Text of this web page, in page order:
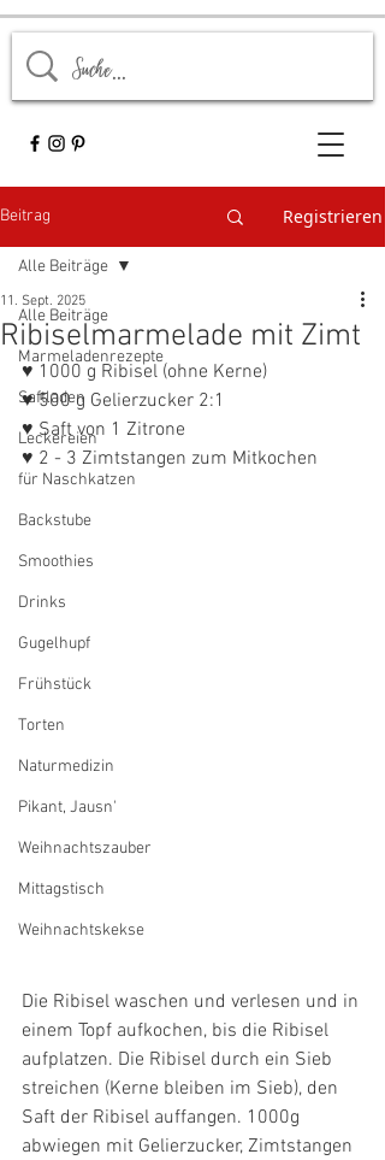
Beitrag Registrieren
Alle Beiträge
Marmeladenrezepte
Saftladen
Leckereien
für Naschkatzen
Backstube
Smoothies
Drinks
Gugelhupf
Frühstück
Torten
Naturmedizin
Pikant, Jausn'
Weihnachtszauber
Mittagstisch
Weihnachtskekse
Alle Beiträge
Ribiselmarmelade mit Zimt
11. Sept. 2025
♥ 1000 g Ribisel (ohne Kerne)
♥ 500 g Gelierzucker 2:1
♥ Saft von 1 Zitrone
♥ 2 - 3 Zimtstangen zum Mitkochen
Die Ribisel waschen und verlesen und in
einem Topf aufkochen, bis die Ribisel
aufplatzen. Die Ribisel durch ein Sieb
streichen (Kerne bleiben im Sieb), den
Saft der Ribisel auffangen. 1000g
abwiegen mit Gelierzucker, Zimtstangen